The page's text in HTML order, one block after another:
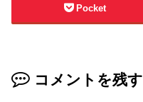
Pocket
コメントを残す